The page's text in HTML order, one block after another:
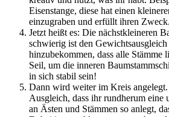
Eisenstange, diese hat einen
einzugraben und erfüllt ihren Zweck.
Jetzt heißt es: Die nächstkleineren
schwierig ist den
hinzubekommen, dass alle Stämme
Seil, um die inneren
in sich stabil sein!
Dann wird weiter im Kreis
Ausgleich, dass ihr rundherum eine
an Ästen und Stämmen so anlegt,